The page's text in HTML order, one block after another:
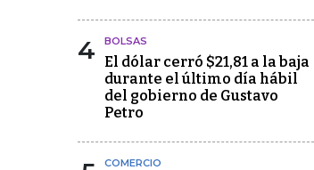
4 BOLSAS
El dólar cerró $21,81 a la baja
durante el último día hábil
del gobierno de Gustavo
Petro
COMERCIO